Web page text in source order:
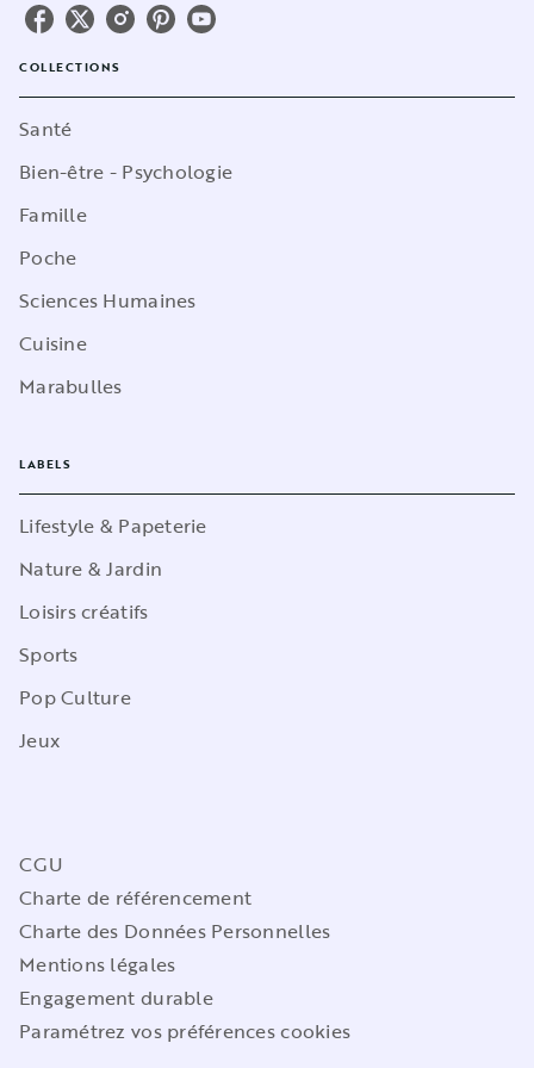
COLLECTIONS
Santé
Bien-être - Psychologie
Famille
Poche
Sciences Humaines
Cuisine
Marabulles
LABELS
Lifestyle & Papeterie
Nature & Jardin
Loisirs créatifs
Sports
Pop Culture
Jeux
CGU
Charte de référencement
Charte des Données Personnelles
Mentions légales
Engagement durable
Paramétrez vos préférences cookies